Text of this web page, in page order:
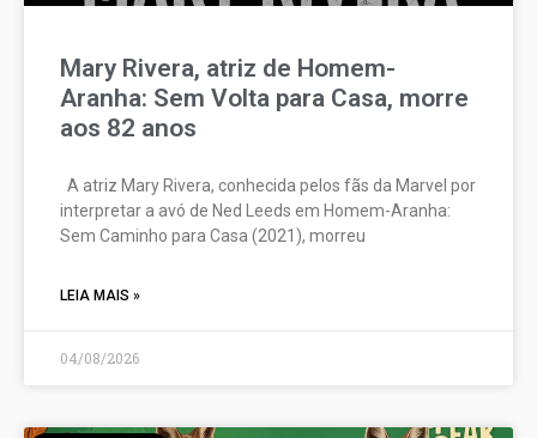
Mary Rivera, atriz de Homem-
Aranha: Sem Volta para Casa, morre
aos 82 anos
A atriz Mary Rivera, conhecida pelos fãs da Marvel por
interpretar a avó de Ned Leeds em Homem-Aranha:
Sem Caminho para Casa (2021), morreu
LEIA MAIS »
04/08/2026